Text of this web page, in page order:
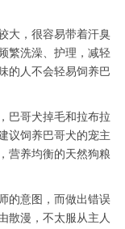
大，很容易带着汗臭
繁洗澡、护理，减轻
的人不会轻易饲养巴
巴哥犬掉毛和拉布拉
议饲养巴哥犬的宠主
营养均衡的天然狗粮
的意图，而做出错误
散漫，不太服从主人